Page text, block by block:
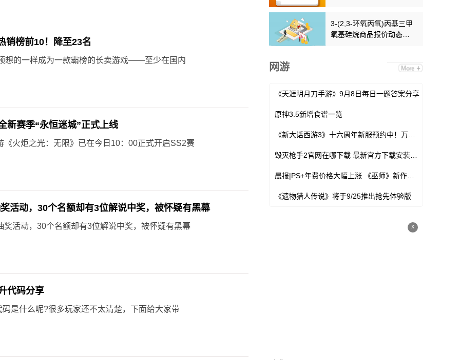
销榜前10！降至23名
想的一样成为一款霸榜的长卖游戏——至少在国内
新赛季“永恒迷城”正式上线
《火炬之光：无限》已在今日10：00正式开启SS2赛
活动，30个名额却有3位解说中奖，被怀疑有黑幕
奖活动，30个名额却有3位解说中奖，被怀疑有黑幕
代码分享
是什么呢?很多玩家还不太清楚，下面给大家带
3-(2,3-环氧丙氧)丙基三甲
氧基硅烷商品报价动态
网游
《天涯明月刀手游》9月8日每日一题答案分享
原神3.5新增食谱一览
《遗物猎人传说》将于9/25推出抢先体验版
x